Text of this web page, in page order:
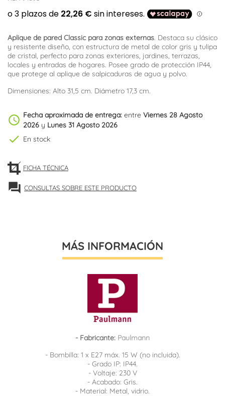
Aplique de pared Classic para zonas externas. Destaca su clásico
y resistente diseño, con estructura de metal de color gris y tulipa
de cristal, perfecto para zonas exteriores, jardines, terrazas,
locales y entradas de hogares. Posee grado de protección IP44,
que protege al aplique de salpicaduras de agua y polvo.
Dimensiones: Alto 31,5 cm. Diámetro 17,3 cm.
schedule Fecha aproximada de entrega: entre Viernes 28 Agosto
2026 y Lunes 31 Agosto 2026
check En stock
FICHA TÉCNICA
forum CONSULTAS SOBRE ESTE PRODUCTO
MÁS INFORMACIÓN
- Fabricante: Paulmann
- Bombilla: 1 x E27 máx. 15 W (no incluida).
- Grado IP: IP44.
- Voltaje: 230 V
- Acabado: Gris.
- Material: Metal, vidrio.